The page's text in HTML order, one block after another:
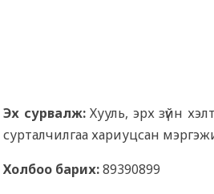
Эх сурвалж:Хууль, эрх зүйн
сурталчилгаа хариуцсан
Холбоо барих:89390899